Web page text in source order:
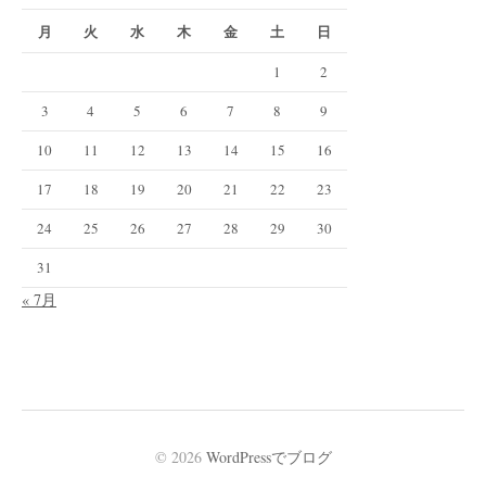
月 火 水 木 金 土 日
1
2
3
4 5 6 7 8
9
10
11 12 13 14 15
16
17
18 19 20 21 22
23
24
25 26 27 28 29
30
31
« 7月
© 2026 WordPressでブログ